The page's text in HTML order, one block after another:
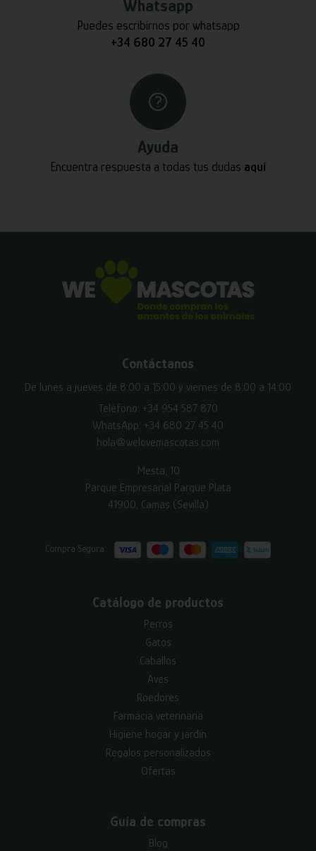
Whatsapp
Puedes escribirnos por whatsapp
+34 680 27 45 40
Ayuda
Encuentra respuesta a todas tus dudas aquí
Contáctanos
De lunes a jueves de 8:00 a 15:00 y viernes de 8:00 a 14:00
Teléfono: +34 954 587 870
WhatsApp: +34 680 27 45 40
hola@welovemascotas.com
Mesta, 10
Parque Empresarial Parque Plata
41900, Camas (Sevilla)
Compra Segura:
Catálogo de productos
Perros
Gatos
Caballos
Aves
Roedores
Farmacia veterinaria
Higiene hogar y jardín
Regalos personalizados
Ofertas
Guía de compras
Blog